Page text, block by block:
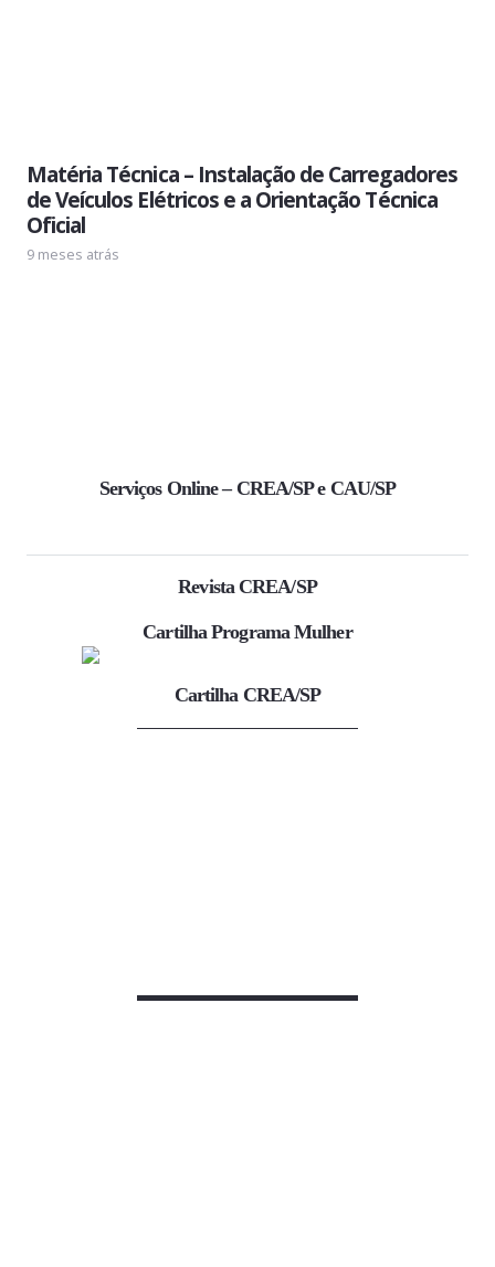
Matéria Técnica – Instalação de Carregadores
de Veículos Elétricos e a Orientação Técnica
Oficial
9 meses atrás
Serviços Online – CREA/SP e CAU/SP
Revista CREA/SP
Cartilha Programa Mulher
Cartilha CREA/SP